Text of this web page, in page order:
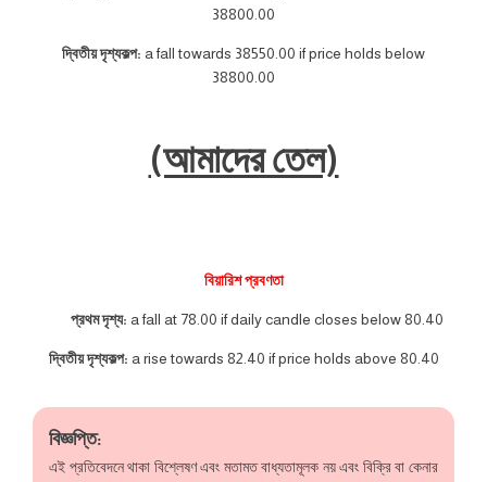
38800.00
দ্বিতীয় দৃশ্যকল্প: a fall towards 38550.00 if price holds below
38800.00
(আমাদের তেল)
বিয়ারিশ প্রবণতা
প্রথম দৃশ্য: a fall at 78.00 if daily candle closes below 80.40
দ্বিতীয় দৃশ্যকল্প: a rise towards 82.40 if price holds above 80.40
বিজ্ঞপ্তি:
এই প্রতিবেদনে থাকা বিশ্লেষণ এবং মতামত বাধ্যতামূলক নয় এবং বিক্রি বা কেনার